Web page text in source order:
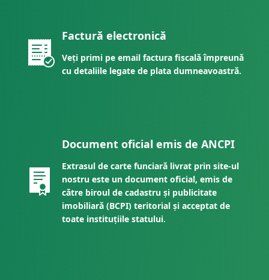
Factură electronică
Veți primi pe email factura fiscală împreună
cu detaliile legate de plata dumneavoastră.
Document oficial emis de ANCPI
Extrasul de carte funciară livrat prin site-ul
nostru este un document oficial, emis de
către biroul de cadastru și publicitate
imobiliară (BCPI) teritorial și acceptat de
toate instituțiile statului.